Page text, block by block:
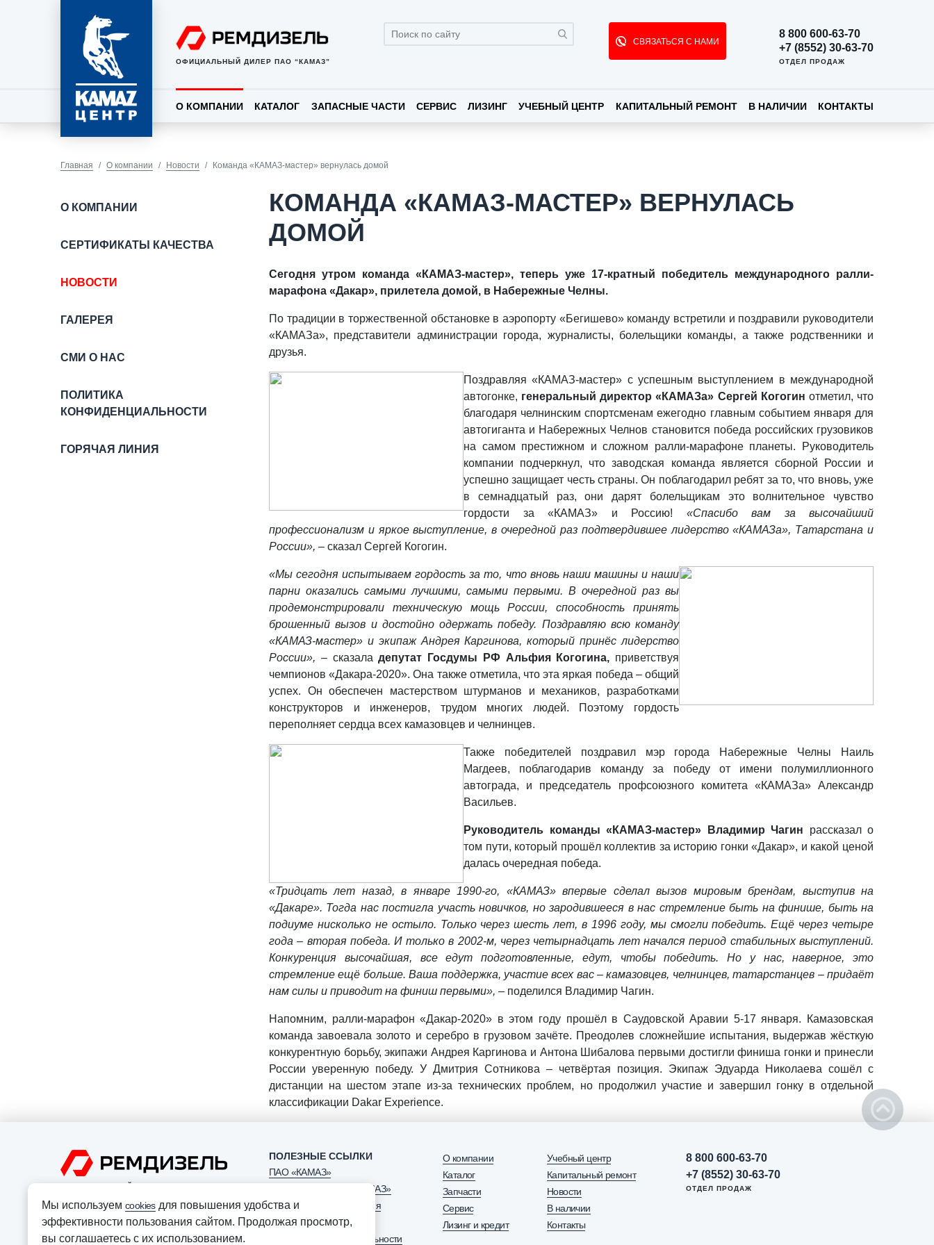
ОФИЦИАЛЬНЫЙ ДИЛЕР ПАО “КАМАЗ”
СВЯЗАТЬСЯ С НАМИ
8 800 600-63-70
+7 (8552) 30-63-70
ОТДЕЛ ПРОДАЖ
О КОМПАНИИ КАТАЛОГ ЗАПАСНЫЕ ЧАСТИ СЕРВИС ЛИЗИНГ УЧЕБНЫЙ ЦЕНТР КАПИТАЛЬНЫЙ РЕМОНТ В НАЛИЧИИ КОНТАКТЫ
Главная О компании Новости Команда «КАМАЗ-мастер» вернулась домой
О КОМПАНИИ
СЕРТИФИКАТЫ КАЧЕСТВА
НОВОСТИ
ГАЛЕРЕЯ
СМИ О НАС
ПОЛИТИКА
КОНФИДЕНЦИАЛЬНОСТИ
ГОРЯЧАЯ ЛИНИЯ
КОМАНДА «КАМАЗ-МАСТЕР» ВЕРНУЛАСЬ
ДОМОЙ
Сегодня утром команда «КАМАЗ-мастер», теперь уже 17-кратный победитель международного ралли-
марафона «Дакар», прилетела домой, в Набережные Челны.
По традиции в торжественной обстановке в аэропорту «Бегишево» команду встретили и поздравили руководители
«КАМАЗа», представители администрации города, журналисты, болельщики команды, а также родственники и
друзья.
Поздравляя «КАМАЗ-мастер» с успешным выступлением в международной
автогонке, генеральный директор «КАМАЗа» Сергей Когогин отметил, что
благодаря челнинским спортсменам ежегодно главным событием января для
автогиганта и Набережных Челнов становится победа российских грузовиков
на самом престижном и сложном ралли-марафоне планеты. Руководитель
компании подчеркнул, что заводская команда является сборной России и
успешно защищает честь страны. Он поблагодарил ребят за то, что вновь, уже
в семнадцатый раз, они дарят болельщикам это волнительное чувство
гордости за «КАМАЗ» и Россию! «Спасибо вам за высочайший
профессионализм и яркое выступление, в очередной раз подтвердившее лидерство «КАМАЗа», Татарстана и
России», – сказал Сергей Когогин.
«Мы сегодня испытываем гордость за то, что вновь наши машины и наши
парни оказались самыми лучшими, самыми первыми. В очередной раз вы
продемонстрировали техническую мощь России, способность принять
брошенный вызов и достойно одержать победу. Поздравляю всю команду
«КАМАЗ-мастер» и экипаж Андрея Каргинова, который принёс лидерство
России», – сказаладепутат Госдумы РФ Альфия Когогина, приветствуя
чемпионов «Дакара-2020». Она также отметила, что эта яркая победа – общий
успех. Он обеспечен мастерством штурманов и механиков, разработками
конструкторов и инженеров, трудом многих людей. Поэтому гордость
переполняет сердца всех камазовцев и челнинцев.
Также победителей поздравил мэр города Набережные Челны Наиль
Магдеев, поблагодарив команду за победу от имени полумиллионного
автограда, и председатель профсоюзного комитета «КАМАЗа» Александр
Васильев.
Руководитель команды «КАМАЗ-мастер» Владимир Чагин рассказал о
том пути, который прошёл коллектив за историю гонки «Дакар», и какой ценой
далась очередная победа.
«Тридцать лет назад, в январе 1990-го, «КАМАЗ» впервые сделал вызов мировым брендам, выступив на
«Дакаре». Тогда нас постигла участь новичков, но зародившееся в нас стремление быть на финише, быть на
подиуме нисколько не остыло. Только через шесть лет, в 1996 году, мы смогли победить. Ещё через четыре
года – вторая победа. И только в 2002-м, через четырнадцать лет начался период стабильных выступлений.
Конкуренция высочайшая, все едут подготовленные, едут, чтобы победить. Но у нас, наверное, это
стремление ещё больше. Ваша поддержка, участие всех вас – камазовцев, челнинцев, татарстанцев – придаёт
нам силы и приводит на финиш первыми», – поделился Владимир Чагин.
Напомним, ралли-марафон «Дакар-2020» в этом году прошёл в Саудовской Аравии 5-17 января. Камазовская
команда завоевала золото и серебро в грузовом зачёте. Преодолев сложнейшие испытания, выдержав жёсткую
конкурентную борьбу, экипажи Андрея Каргинова и Антона Шибалова первыми достигли финиша гонки и принесли
России уверенную победу. У Дмитрия Сотникова – четвёртая позиция. Экипаж Эдуарда Николаева сошёл с
дистанции на шестом этапе из-за технических проблем, но продолжил участие и завершил гонку в отдельной
классификации Dakar Experience.
Мы используем cookiesдля повышения удобства и
эффективности пользования сайтом. Продолжая просмотр,
вы соглашаетесь с их использованием.
ПОЛЕЗНЫЕ ССЫЛКИ
ПАО «КАМАЗ»
ООО «Автозапчасть КАМАЗ»
АО «Лизинговая компания
«КАМАЗ»
Политика конфиденциальности
О компании
Каталог
Запчасти
Сервис
Лизинг и кредит
Учебный центр
Капитальный ремонт
Новости
В наличии
Контакты
8 800 600-63-70
+7 (8552) 30-63-70
ОТДЕЛ ПРОДАЖ